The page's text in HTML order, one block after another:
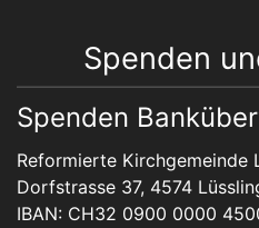
Spenden
Spenden
Reformierte Kirchgemeinde
Dorfstrasse 37, 4574
IBAN: CH32 0900 0000